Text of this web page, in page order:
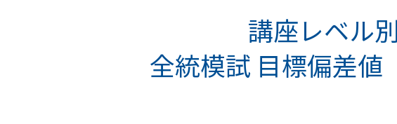
講座レベル
全統模試 目標偏差値